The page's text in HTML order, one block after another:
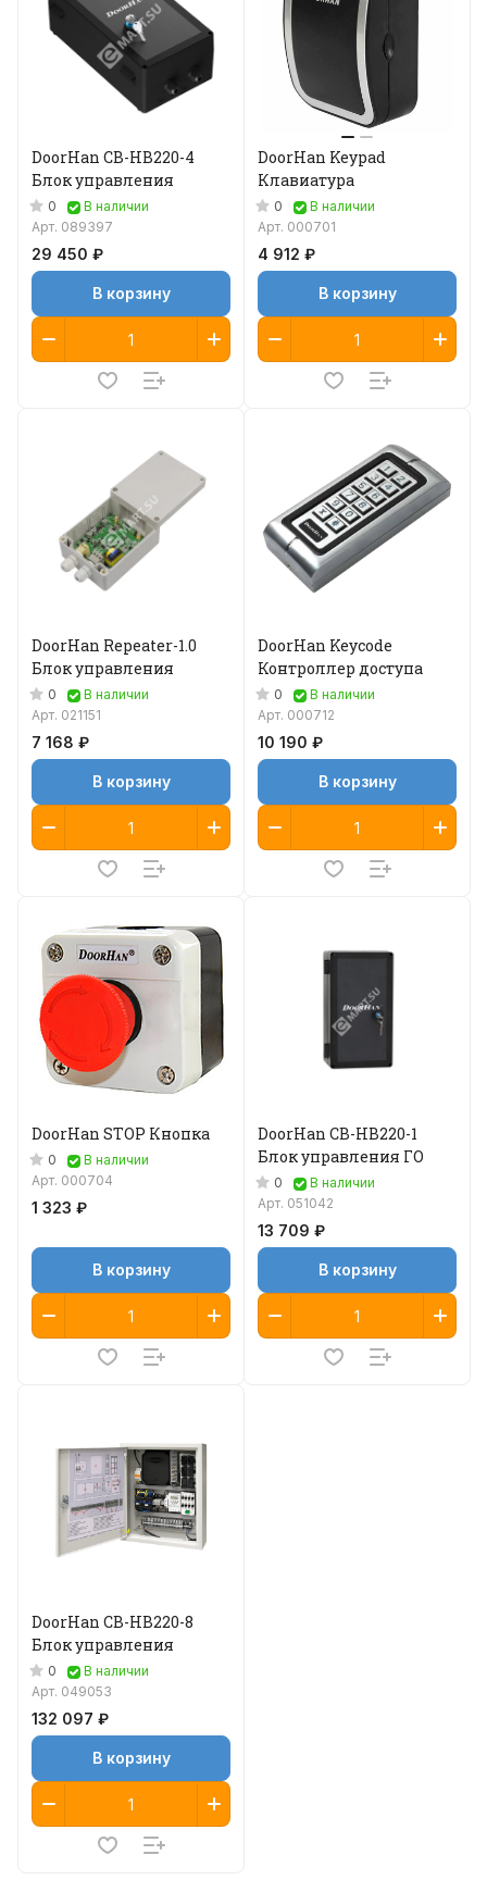
DoorHan CB-HB220-4
Блок управления
0
В наличии
Арт. 089397
29 450 ₽
В корзину
DoorHan Keypad
Клавиатура
0
В наличии
Арт. 000701
4 912 ₽
В корзину
DoorHan Repeater-1.0
Блок управления
0
В наличии
Арт. 021151
7 168 ₽
В корзину
DoorHan Keycode
Контроллер доступа
0
В наличии
Арт. 000712
10 190 ₽
В корзину
DoorHan STOP Кнопка
0
В наличии
Арт. 000704
1 323 ₽
В корзину
DoorHan CB-HB220-1
Блок управления ГО
0
В наличии
Арт. 051042
13 709 ₽
В корзину
DoorHan CB-HB220-8
Блок управления
0
В наличии
Арт. 049053
132 097 ₽
В корзину